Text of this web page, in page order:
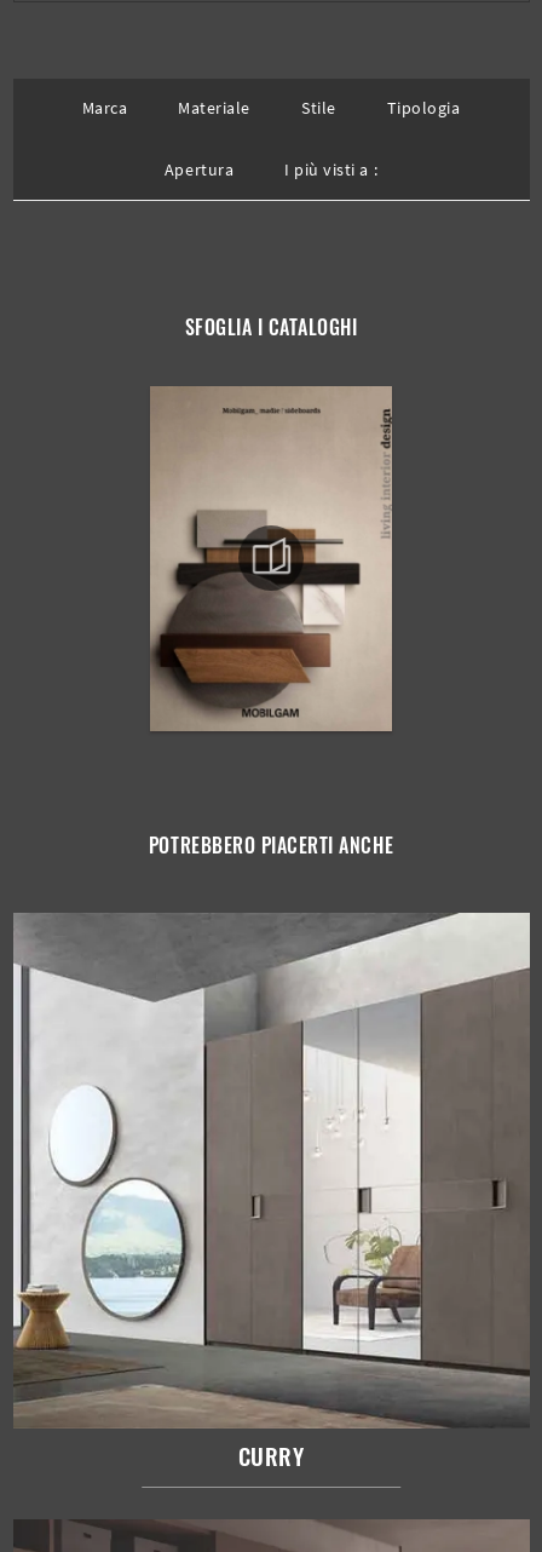
Marca Materiale Stile Tipologia
Apertura I più visti a :
SFOGLIA I CATALOGHI
POTREBBERO PIACERTI ANCHE
CURRY